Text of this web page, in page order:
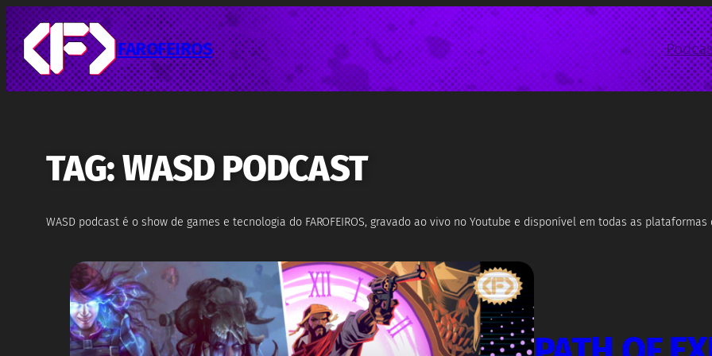
Pular
para
o
conteúdo
FAROFEIROS
TAG:WASD PODCAST
WASD podcast é o show de games e tecnologia do FAROFEIROS, gravado ao vivo no Youtube e disponível em todas as plataformas